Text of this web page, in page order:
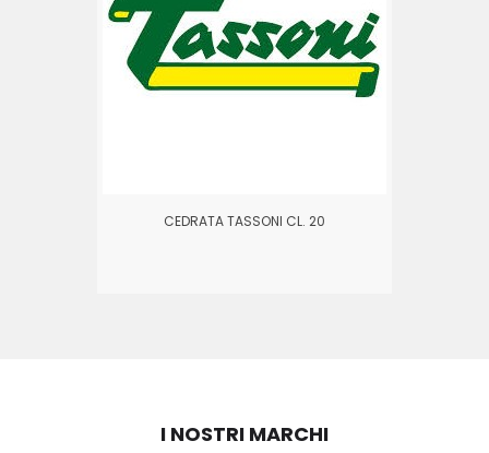
CEDRATA TASSONI CL. 20
I NOSTRI MARCHI